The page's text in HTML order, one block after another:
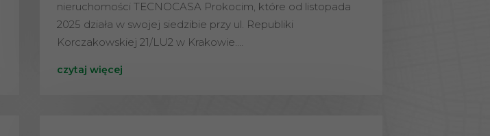
nieruchomości TECNOCASA Prokocim, które od listopada
2025 działa w swojej siedzibie przy ul. Republiki
Korczakowskiej 21/LU2 w Krakowie.…
czytaj więcej